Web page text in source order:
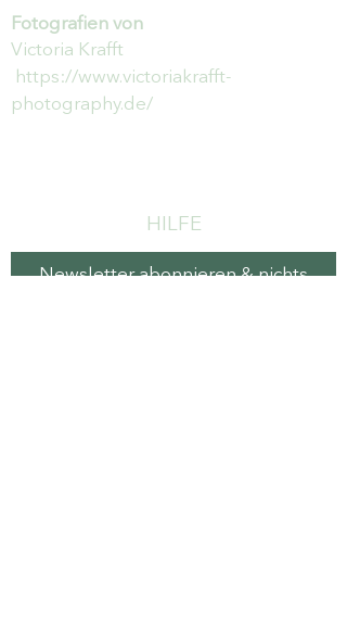
Fotografien von
Victoria Krafft
https://www.victoriakrafft-
photography.de/
HILFE
Newsletter abonnieren & nichts